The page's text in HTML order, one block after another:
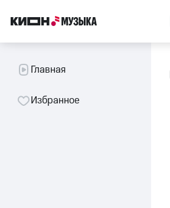
Главная
Избранное